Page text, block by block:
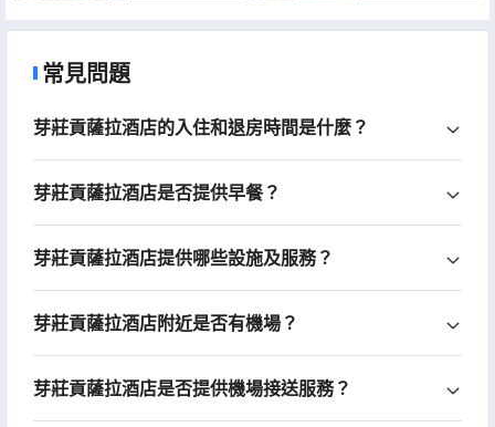
常見問題
芽莊貢薩拉酒店的入住和退房時間是什麼？
芽莊貢薩拉酒店是否提供早餐？
芽莊貢薩拉酒店提供哪些設施及服務？
芽莊貢薩拉酒店附近是否有機場？
芽莊貢薩拉酒店是否提供機場接送服務？